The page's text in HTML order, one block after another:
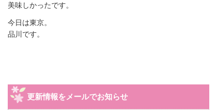
美味しかったです。
今日は東京。
品川です。
更新情報をメールでお知らせ